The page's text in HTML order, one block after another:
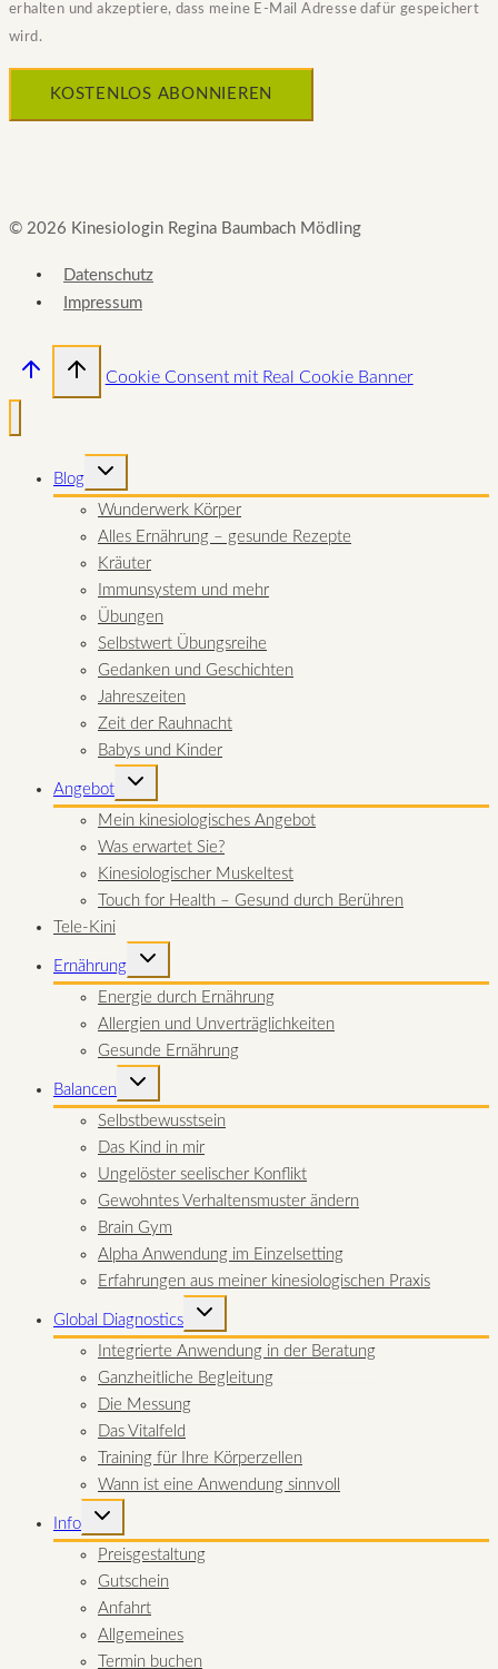
erhalten und akzeptiere, dass meine E-Mail Adresse dafür gespeichert
wird.
© 2026 Kinesiologin Regina Baumbach Mödling
Datenschutz
Impressum
Cookie Consent mit Real Cookie Banner
Blog
UNTERMENÜ
Wunderwerk Körper
Alles Ernährung – gesunde Rezepte
Kräuter
Immunsystem und mehr
Übungen
Selbstwert Übungsreihe
Gedanken und Geschichten
Jahreszeiten
Zeit der Rauhnacht
Babys und Kinder
Angebot
UNTERMENÜ
Mein kinesiologisches Angebot
Was erwartet Sie?
Kinesiologischer Muskeltest
Touch for Health – Gesund durch Berühren
Tele-Kini
Ernährung
UNTERMENÜ
Energie durch Ernährung
Allergien und Unverträglichkeiten
Gesunde Ernährung
Balancen
UNTERMENÜ
Selbstbewusstsein
Das Kind in mir
Ungelöster seelischer Konflikt
Gewohntes Verhaltensmuster ändern
Brain Gym
Alpha Anwendung im Einzelsetting
Erfahrungen aus meiner kinesiologischen Praxis
Global Diagnostics
UNTERMENÜ
Integrierte Anwendung in der Beratung
Ganzheitliche Begleitung
Die Messung
Das Vitalfeld
Training für Ihre Körperzellen
Wann ist eine Anwendung sinnvoll
Info
UNTERMENÜ
Preisgestaltung
Gutschein
Anfahrt
Allgemeines
Termin buchen